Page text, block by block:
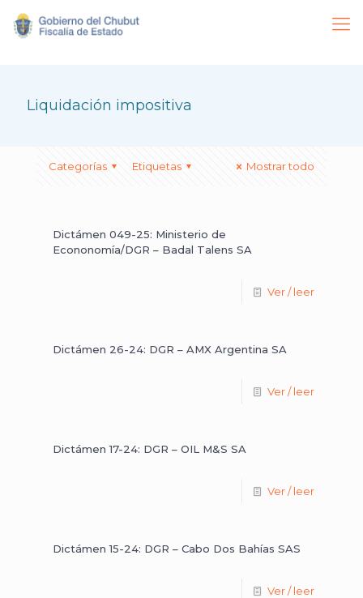
Liquidación impositiva
Categorías Etiquetas Mostrar todo
Dictámen 049-25: Ministerio de
Econonomía/DGR – Badal Talens SA
Ver / leer
Dictámen 26-24: DGR – AMX Argentina SA
Ver / leer
Dictámen 17-24: DGR – OIL M&S SA
Ver / leer
Dictámen 15-24: DGR – Cabo Dos Bahías SAS
Ver / leer